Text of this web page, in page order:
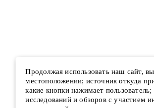
Продолжая использовать наш сайт,
местоположении; источник откуда
какие кнопки нажимает
исследований и обзоров с участием